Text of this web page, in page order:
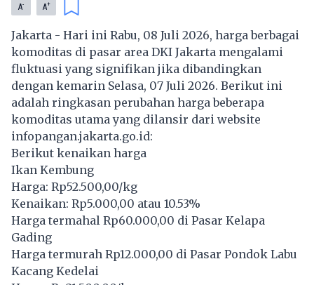
A- A+
Jakarta - Hari ini Rabu, 08 Juli 2026, harga berbagai
komoditas di pasar area DKI Jakarta mengalami
fluktuasi yang signifikan jika dibandingkan
dengan kemarin Selasa, 07 Juli 2026. Berikut ini
adalah ringkasan perubahan harga beberapa
komoditas utama yang dilansir dari website
infopangan.jakarta.go.id:
Berikut kenaikan harga
Ikan Kembung
Harga: Rp52.500,00/kg
Kenaikan: Rp5.000,00 atau 10.53%
Harga termahal Rp60.000,00 di Pasar Kelapa
Gading
Harga termurah Rp12.000,00 di Pasar Pondok Labu
Kacang Kedelai